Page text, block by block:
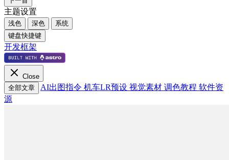
主题设置
浅色 深色
系统
键盘快捷键
开发框架
Close
全部文章
AI出图指令 机车LR预设 视觉素材 调色教程 软件资
源